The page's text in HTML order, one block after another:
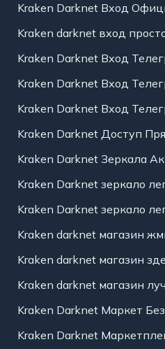
Kraken Darknet Вход
Kraken darknet вход
Kraken Darknet Вход
Kraken Darknet Вход
Kraken Darknet Вход
Kraken Darknet Доступ
Kraken Darknet Зеркала
Kraken Darknet зеркало
Kraken Darknet зеркало
Kraken darknet магазин
Kraken darknet магазин
Kraken darknet магазин
Kraken Darknet Маркет
Kraken Darknet